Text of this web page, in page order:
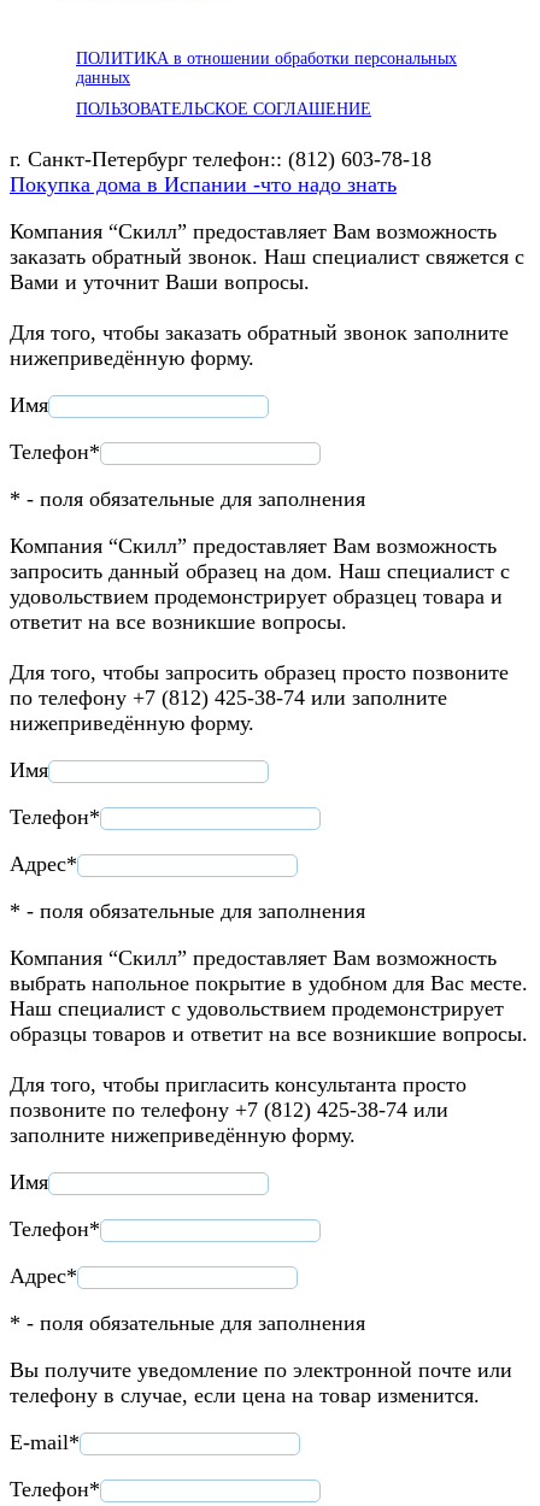
ПОЛИТИКА в отношении обработки персональных
данных
ПОЛЬЗОВАТЕЛЬСКОЕ СОГЛАШЕНИЕ
г. Санкт-Петербург телефон:: (812) 603-78-18
Покупка дома в Испании -что надо знать
Компания “Скилл” предоставляет Вам возможность
заказать обратный звонок. Наш специалист свяжется с
Вами и уточнит Ваши вопросы.
Для того, чтобы заказать обратный звонок заполните
нижеприведённую форму.
Имя
Телефон*
* - поля обязательные для заполнения
Компания “Скилл” предоставляет Вам возможность
запросить данный образец на дом. Наш специалист с
удовольствием продемонстрирует образцец товара и
ответит на все возникшие вопросы.
Для того, чтобы запросить образец просто позвоните
по телефону +7 (812) 425-38-74 или заполните
нижеприведённую форму.
Имя
Телефон*
Адрес*
* - поля обязательные для заполнения
Компания “Скилл” предоставляет Вам возможность
выбрать напольное покрытие в удобном для Вас месте.
Наш специалист с удовольствием продемонстрирует
образцы товаров и ответит на все возникшие вопросы.
Для того, чтобы пригласить консультанта просто
позвоните по телефону +7 (812) 425-38-74 или
заполните нижеприведённую форму.
Имя
Телефон*
Адрес*
* - поля обязательные для заполнения
Вы получите уведомление по электронной почте или
телефону в случае, если цена на товар изменится.
E-mail*
Телефон*